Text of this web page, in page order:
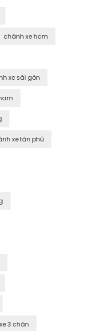
chành xe hcm
xe sài gòn
xe tân phú
xe 3 chân